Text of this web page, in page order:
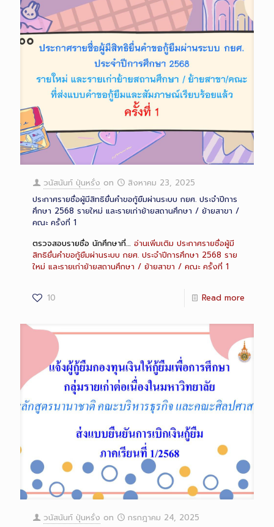
วนัสนันท์ ปุ่นหรั่ง on
สิงหาคม 23, 2025
ประกาศรายชื่อผู้มีสิทธิยื่นคำขอกู้ยืมผ่านระบบ กยศ. ประจำปีการ
ศึกษา 2568 รายใหม่ และรายเก่าย้ายสถานศึกษา / ย้ายสาขา /
คณะ ครั้งที่ 1
ตรวจสอบรายชื่อ นักศึกษาที่… อ่านเพิ่มเติม ประกาศรายชื่อผู้มี
สิทธิยื่นคำขอกู้ยืมผ่านระบบ กยศ. ประจำปีการศึกษา 2568 ราย
ใหม่ และรายเก่าย้ายสถานศึกษา / ย้ายสาขา / คณะ ครั้งที่ 1
10 Read more
วนัสนันท์ ปุ่นหรั่ง on
กรกฎาคม 24, 2025